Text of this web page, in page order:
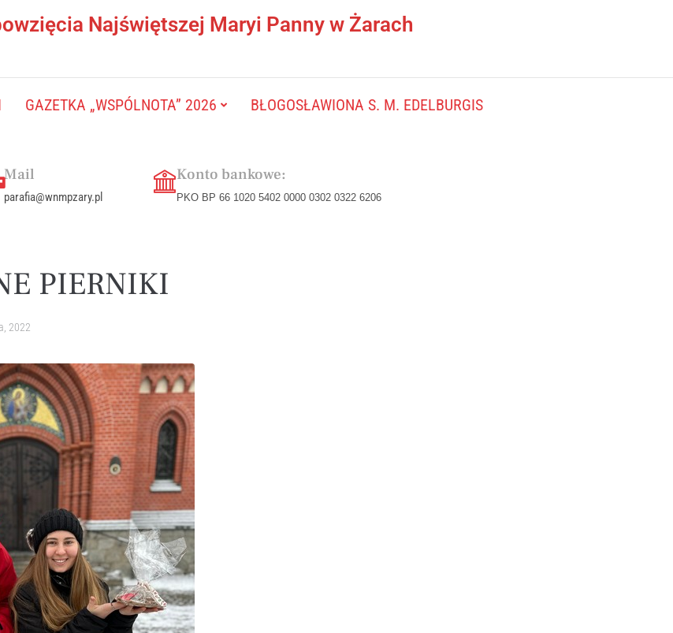
Najświętszej Maryi Panny w Żarach
GAZETKA „WSPÓLNOTA” 2026 BŁOGOSŁAWIONA S. M. EDELBURGIS
Mail
parafia@wnmpzary.pl
Konto bankowe:
PKO BP 66 1020 5402 0000 0302 0322 6206
PIERNIKI
2022